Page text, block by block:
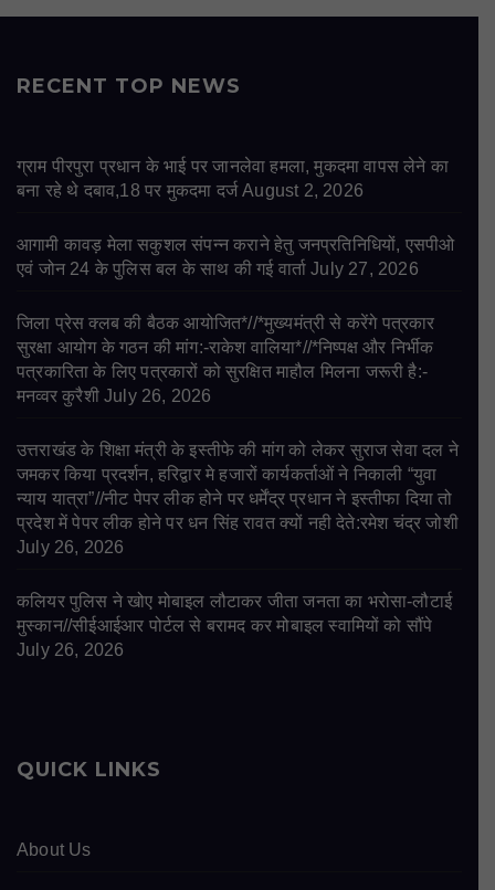
RECENT TOP NEWS
ग्राम पीरपुरा प्रधान के भाई पर जानलेवा हमला, मुकदमा वापस लेने का
बना रहे थे दबाव,18 पर मुकदमा दर्ज August 2, 2026
आगामी कावड़ मेला सकुशल संपन्न कराने हेतु जनप्रतिनिधियों, एसपीओ
एवं जोन 24 के पुलिस बल के साथ की गई वार्ता July 27, 2026
जिला प्रेस क्लब की बैठक आयोजित*//*मुख्यमंत्री से करेंगे पत्रकार
सुरक्षा आयोग के गठन की मांग:-राकेश वालिया*//*निष्पक्ष और निर्भीक
पत्रकारिता के लिए पत्रकारों को सुरक्षित माहौल मिलना जरूरी है:-
मनव्वर कुरैशी July 26, 2026
उत्तराखंड के शिक्षा मंत्री के इस्तीफे की मांग को लेकर सुराज सेवा दल ने
जमकर किया प्रदर्शन, हरिद्वार मे हजारों कार्यकर्ताओं ने निकाली “युवा
न्याय यात्रा”//नीट पेपर लीक होने पर धर्मेंद्र प्रधान ने इस्तीफा दिया तो
प्रदेश में पेपर लीक होने पर धन सिंह रावत क्यों नही देते:रमेश चंद्र जोशी
July 26, 2026
कलियर पुलिस ने खोए मोबाइल लौटाकर जीता जनता का भरोसा-लौटाई
मुस्कान//सीईआईआर पोर्टल से बरामद कर मोबाइल स्वामियों को सौंपे
July 26, 2026
QUICK LINKS
About Us